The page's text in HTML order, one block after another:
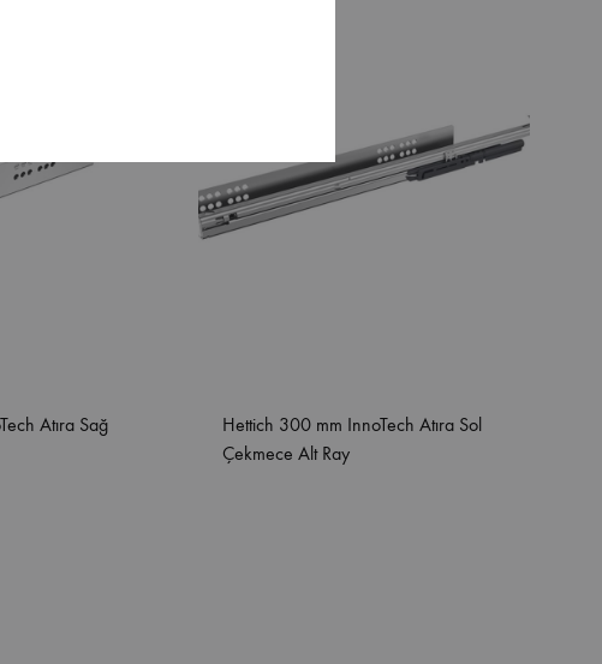
Atıra Sağ
Hettich 300 mm InnoTech Atıra Sol
Çekmece Alt Ray